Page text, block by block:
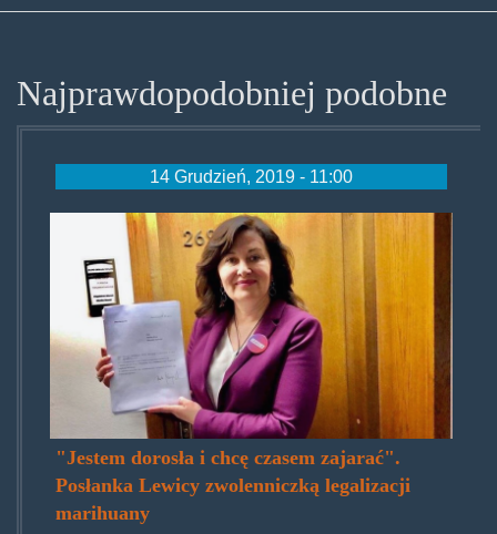
Najprawdopodobniej podobne
14 Grudzień, 2019 - 11:00
beata_maciejewska.jpg
"Jestem dorosła i chcę czasem zajarać".
Posłanka Lewicy zwolenniczką legalizacji
marihuany